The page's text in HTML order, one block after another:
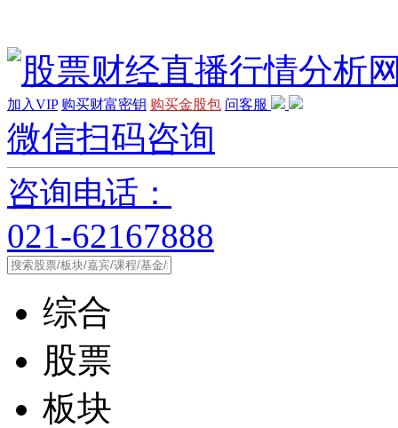
加入VIP 购买财富密钥 购买金股包 问客服
微信扫码咨询
咨询电话：
021-62167888
综合
股票
板块